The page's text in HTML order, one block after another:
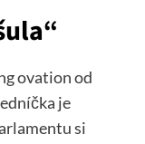
ovation od
je
si